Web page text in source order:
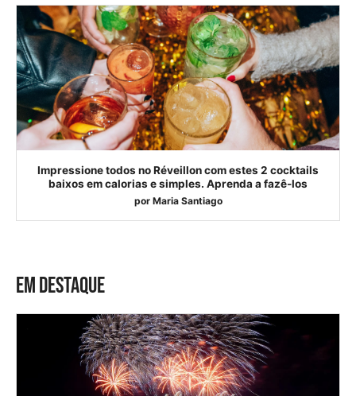
Impressione todos no Réveillon com estes 2 cocktails
baixos em calorias e simples. Aprenda a fazê-los
por Maria Santiago
EM DESTAQUE